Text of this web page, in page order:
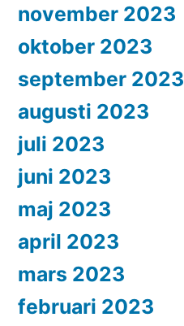
november 2023
oktober 2023
september 2023
augusti 2023
juli 2023
juni 2023
maj 2023
april 2023
mars 2023
februari 2023